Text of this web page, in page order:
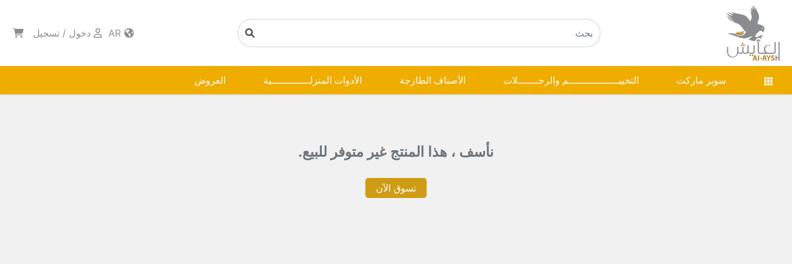
دخول / تسجيل
سوبر ماركت التخييـــــــــــــــــم والرحـــــــلات الأصناف الطازجة الأدوات المنزلـــــــــــــية العروض
نأسف ، هذا المنتج غير متوفر للبيع.
تسوق الآن